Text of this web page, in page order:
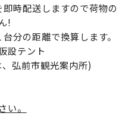
即時配送しますので荷物の
!
分の距離で換算します。
設テント
弘前市観光案内所)
い。